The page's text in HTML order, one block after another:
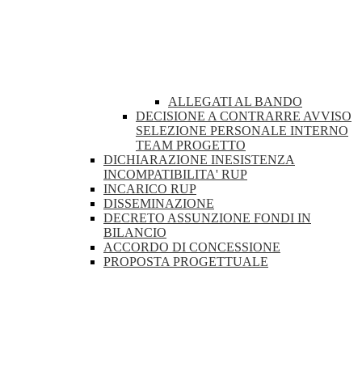
ALLEGATI AL BANDO
DECISIONE A CONTRARRE AVVISO
SELEZIONE PERSONALE INTERNO
TEAM PROGETTO
DICHIARAZIONE INESISTENZA
INCOMPATIBILITA' RUP
INCARICO RUP
DISSEMINAZIONE
DECRETO ASSUNZIONE FONDI IN
BILANCIO
ACCORDO DI CONCESSIONE
PROPOSTA PROGETTUALE